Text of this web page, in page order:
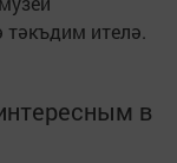
ителә.
в